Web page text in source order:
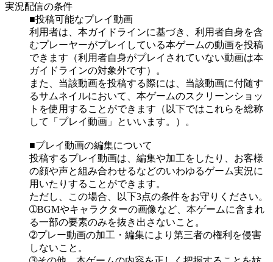
実況配信の条件
■投稿可能なプレイ動画
利用者は、本ガイドラインに基づき、利用者自身を含
むプレーヤーがプレイしている本ゲームの動画を投稿
できます（利用者自身がプレイされていない動画は本
ガイドラインの対象外です）。
また、当該動画を投稿する際には、当該動画に付随す
るサムネイルにおいて、本ゲームのスクリーンショッ
トを使用することができます（以下ではこれらを総称
して「プレイ動画」といいます。）。
■プレイ動画の編集について
投稿するプレイ動画は、編集や加工をしたり、お客様
の顔や声と組み合わせるなどのいわゆるゲーム実況に
用いたりすることができます。
ただし、この場合、以下3点の条件をお守りください。
➀BGMやキャラクターの画像など、本ゲームに含まれ
る一部の要素のみを抜き出さないこと。
➁プレー動画の加工・編集により第三者の権利を侵害
しないこと。